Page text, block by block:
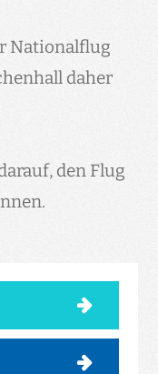
Nationalflug
daher
den Flug